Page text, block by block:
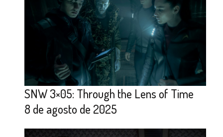
SNW 3×05: Through the Lens of Time
8 de agosto de 2025